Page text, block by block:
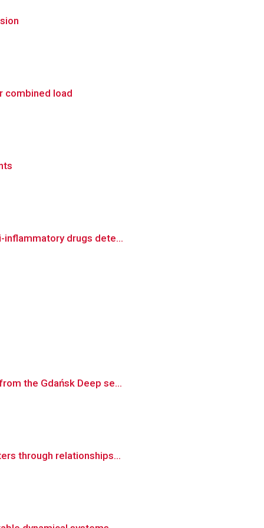
combined load
drugs dete...
the Gdańsk Deep se...
through relationships...